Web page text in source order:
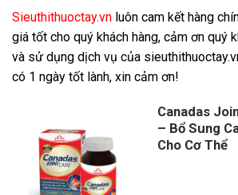
Sieuthithuoctay.vn luôn cam kết hàng
giá tốt cho quý khách hàng, cảm ơn quý
và sử dụng dịch vụ của
có 1 ngày tốt lành, xin cảm ơn!
Canadas
– Bổ Sung
Cho Cơ Thể